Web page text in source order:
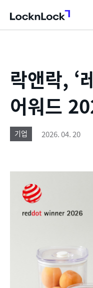
LocknLock
락앤락, ‘
어워드
기업 2026. 04. 20